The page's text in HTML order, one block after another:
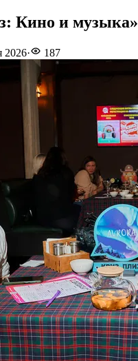
Кино и музыка»
2026· 187